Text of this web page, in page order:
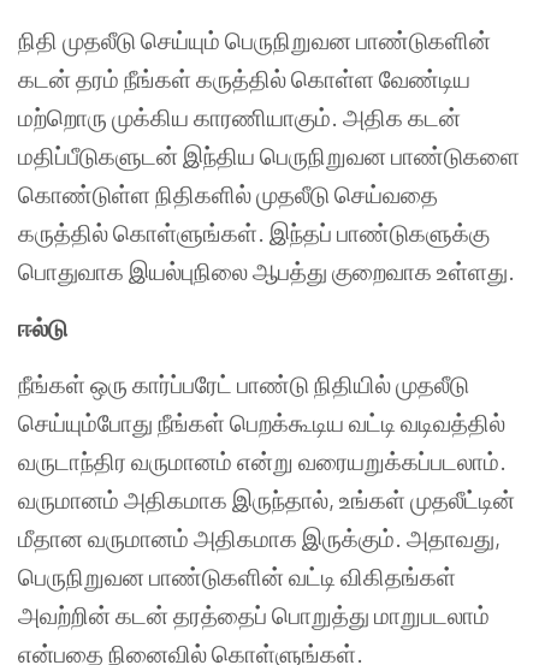
நிதி முதலீடு செய்யும் பெருநிறுவன பாண்டுகளின்
கடன் தரம் நீங்கள் கருத்தில் கொள்ள வேண்டிய
மற்றொரு முக்கிய காரணியாகும். அதிக கடன்
மதிப்பீடுகளுடன் இந்திய பெருநிறுவன பாண்டுகளை
கொண்டுள்ள நிதிகளில் முதலீடு செய்வதை
கருத்தில் கொள்ளுங்கள். இந்தப் பாண்டுகளுக்கு
பொதுவாக இயல்புநிலை ஆபத்து குறைவாக உள்ளது.
ஈல்டு
நீங்கள் ஒரு கார்ப்பரேட் பாண்டு நிதியில் முதலீடு
செய்யும்போது நீங்கள் பெறக்கூடிய வட்டி வடிவத்தில்
வருடாந்திர வருமானம் என்று வரையறுக்கப்படலாம்.
வருமானம் அதிகமாக இருந்தால், உங்கள் முதலீட்டின்
மீதான வருமானம் அதிகமாக இருக்கும். அதாவது,
பெருநிறுவன பாண்டுகளின் வட்டி விகிதங்கள்
அவற்றின் கடன் தரத்தைப் பொறுத்து மாறுபடலாம்
என்பதை நினைவில் கொள்ளுங்கள்.